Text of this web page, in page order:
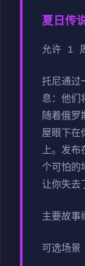
夏日传
允许 1
托尼通过
息：他们
随着俄罗
屋眼下在
上。发布
个可怕的
让你失去
主要故事
可选场景